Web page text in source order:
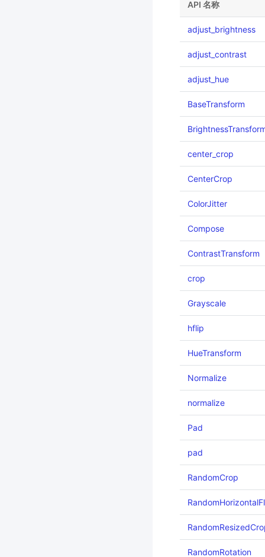
API 名称
adjust_brightness
adjust_contrast
adjust_hue
BaseTransform
center_crop
CenterCrop
ColorJitter
Compose
ContrastTransform
crop
Grayscale
hflip
HueTransform
Normalize
normalize
Pad
pad
RandomCrop
RandomRotation